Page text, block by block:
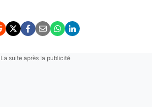
La suite après la publicité